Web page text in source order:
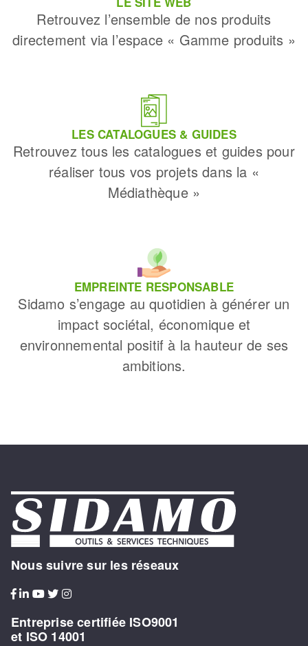
Retrouvez l’ensemble de nos produits
directement via l’espace « Gamme produits »
LES CATALOGUES & GUIDES
Retrouvez tous les catalogues et guides pour
réaliser tous vos projets dans la «
Médiathèque »
EMPREINTE RESPONSABLE
Sidamo s’engage au quotidien à générer un
impact sociétal, économique et
environnemental positif à la hauteur de ses
ambitions.
Nous suivre sur les réseaux
Entreprise certifiée ISO9001
et ISO 14001